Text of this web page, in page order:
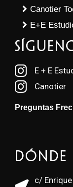
Canotier
E+E
E + E
Canotier
Preguntas
Dónde
c/